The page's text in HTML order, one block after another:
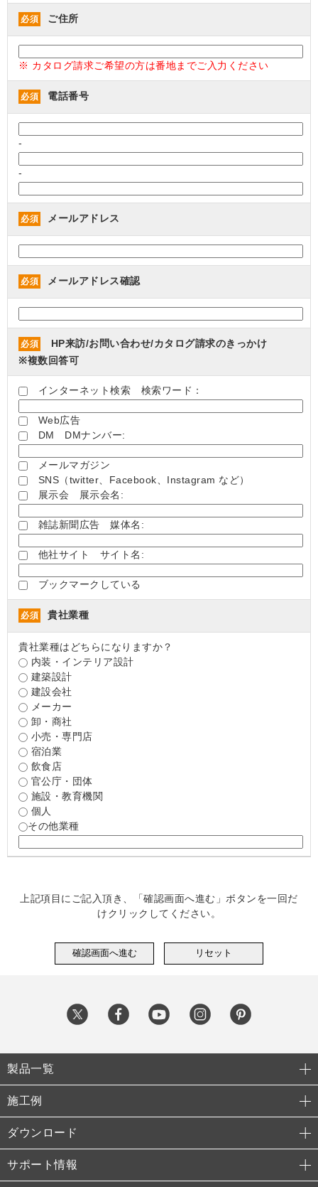
必須 ご住所
※ カタログ請求ご希望の方は番地までご入力ください
必須 電話番号
-
-
必須 メールアドレス
必須 メールアドレス確認
必須
HP来訪/お問い合わせ/カタログ請求のきっかけ
※複数回答可
インターネット検索 検索ワード：
Web広告
DM DMナンバー:
メールマガジン
SNS（twitter、Facebook、Instagram など）
展示会 展示会名:
雑誌新聞広告 媒体名:
他社サイト サイト名:
ブックマークしている
必須 貴社業種
貴社業種はどちらになりますか？
内装・インテリア設計
建築設計
建設会社
メーカー
卸・商社
小売・専門店
宿泊業
飲食店
官公庁・団体
施設・教育機関
個人
その他業種
上記項目にご記入頂き、「確認画面へ進む」ボタンを一回だ
けクリックしてください。
製品一覧
施工例
ダウンロード
サポート情報